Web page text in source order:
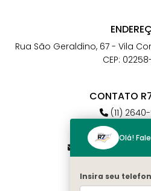
Rua São Geraldino, 67 - Vila
CEP:
CONTATO
(11)
(11) 98784-
MENU
Olá!
Insira seu